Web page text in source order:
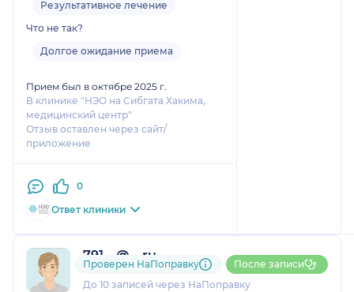
Результативное лечение
Что не так?
Долгое ожидание приема
Прием был в октябре 2025 г.
В клинике "НЭО на Сибгата Хакима,
медицинский центр"
Отзыв оставлен через сайт/
приложение
0
Ответ клиники
791....@....ru
2 отзыва
До 10 записей через НаПоправку
Проверен НаПоправку После записи